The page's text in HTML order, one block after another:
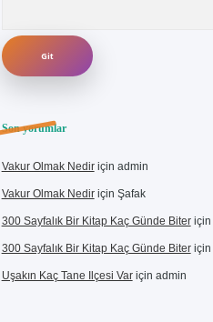
Son yorumlar
Vakur Olmak Nediriçin admin
Vakur Olmak Nediriçin Şafak
300 Sayfalık Bir Kitap Kaç Günde Biteriçin
300 Sayfalık Bir Kitap Kaç Günde Biteriçin
Uşakın Kaç Tane Ilçesi Variçin admin